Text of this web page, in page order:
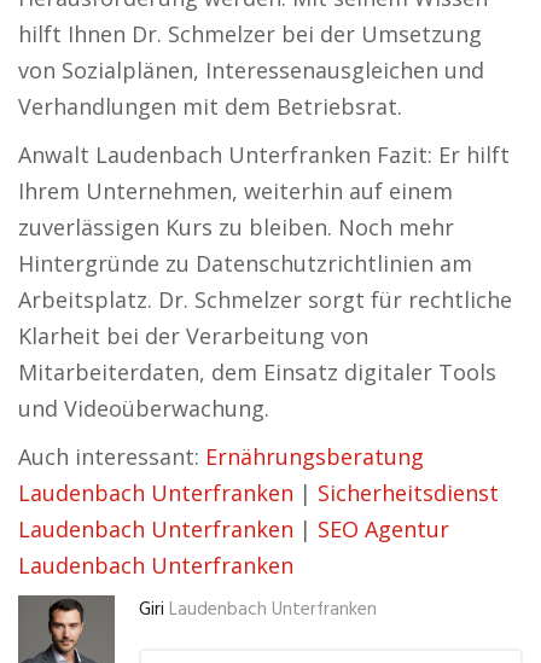
hilft Ihnen Dr. Schmelzer bei der Umsetzung
von Sozialplänen, Interessenausgleichen und
Verhandlungen mit dem Betriebsrat.
Anwalt Laudenbach Unterfranken Fazit: Er hilft
Ihrem Unternehmen, weiterhin auf einem
zuverlässigen Kurs zu bleiben. Noch mehr
Hintergründe zu Datenschutzrichtlinien am
Arbeitsplatz. Dr. Schmelzer sorgt für rechtliche
Klarheit bei der Verarbeitung von
Mitarbeiterdaten, dem Einsatz digitaler Tools
und Videoüberwachung.
Auch interessant: Ernährungsberatung
Laudenbach Unterfranken | Sicherheitsdienst
Laudenbach Unterfranken | SEO Agentur
Laudenbach Unterfranken
Giri Laudenbach Unterfranken